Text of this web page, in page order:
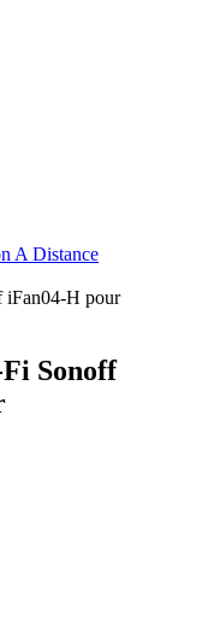
A Distance
iFan04-H pour
Sonoff